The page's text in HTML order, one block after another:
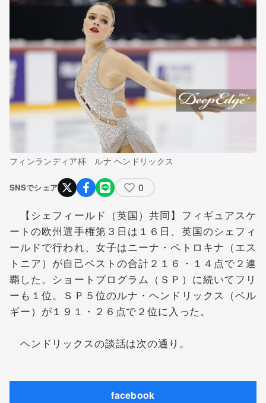
フィンランディア杯 ルナ ヘンドリックス
SNSでシェア 0
【シェフィールド（英国）共同】フィギュアスケ
ートの欧州選手権第３日は１６日、英国のシェフィ
ールドで行われ、女子はニーナ・ペトロキナ（エス
トニア）が自己ベストの合計２１６・１４点で２連
覇した。ショートプログラム（ＳＰ）に続いてフリ
ーも１位。ＳＰ５位のルナ・ヘンドリックス（ベル
ギー）が１９１・２６点で２位に入った。
ヘンドリックスの談話は次の通り。
facebook